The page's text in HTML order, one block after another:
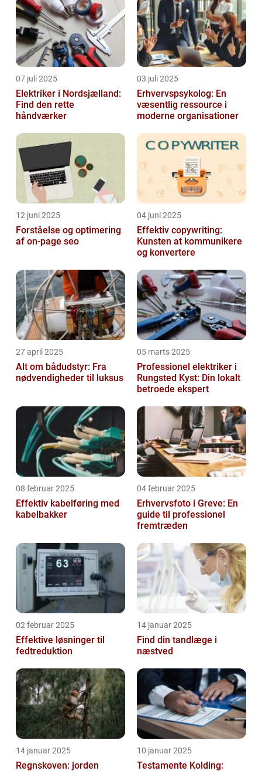
07 juli 2025
Elektriker i Nordsjælland:
Find den rette
håndværker
03 juli 2025
Erhvervspsykolog: En
væsentlig ressource i
moderne organisationer
12 juni 2025
Forståelse og optimering
af on-page seo
04 juni 2025
Effektiv copywriting:
Kunsten at kommunikere
og konvertere
27 april 2025
Alt om bådudstyr: Fra
nødvendigheder til luksus
05 marts 2025
Professionel elektriker i
Rungsted Kyst: Din lokalt
betroede ekspert
08 februar 2025
Effektiv kabelføring med
kabelbakker
04 februar 2025
Erhvervsfoto i Greve: En
guide til professionel
fremtræden
02 februar 2025
Effektive løsninger til
fedtreduktion
14 januar 2025
Find din tandlæge i
næstved
14 januar 2025
Regnskoven: jorden
10 januar 2025
Testamente Kolding: